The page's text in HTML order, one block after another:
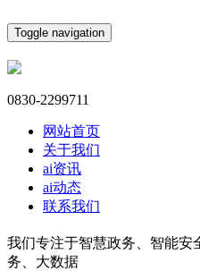
Toggle navigation
0830-2299711
网站首页
关于我们
ai资讯
ai动态
联系我们
我们专注于智慧政务、智能安
务、大数据